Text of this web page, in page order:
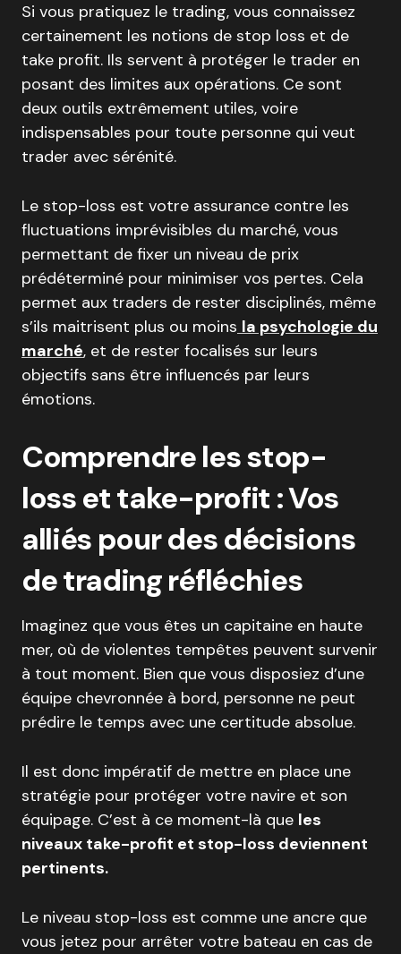
Si vous pratiquez le trading, vous connaissez
certainement les notions de stop loss et de
take profit. Ils servent à protéger le trader en
posant des limites aux opérations. Ce sont
deux outils extrêmement utiles, voire
indispensables pour toute personne qui veut
trader avec sérénité.
Le stop-loss est votre assurance contre les
fluctuations imprévisibles du marché, vous
permettant de fixer un niveau de prix
prédéterminé pour minimiser vos pertes. Cela
permet aux traders de rester disciplinés, même
s’ils maitrisent plus ou moins la psychologie du
marché, et de rester focalisés sur leurs
objectifs sans être influencés par leurs
émotions.
Comprendre les stop-
loss et take-profit : Vos
alliés pour des décisions
de trading réfléchies
Imaginez que vous êtes un capitaine en haute
mer, où de violentes tempêtes peuvent survenir
à tout moment. Bien que vous disposiez d’une
équipe chevronnée à bord, personne ne peut
prédire le temps avec une certitude absolue.
Il est donc impératif de mettre en place une
stratégie pour protéger votre navire et son
équipage. C’est à ce moment-là que les
niveaux take-profit et stop-loss deviennent
pertinents.
Le niveau stop-loss est comme une ancre que
vous jetez pour arrêter votre bateau en cas de